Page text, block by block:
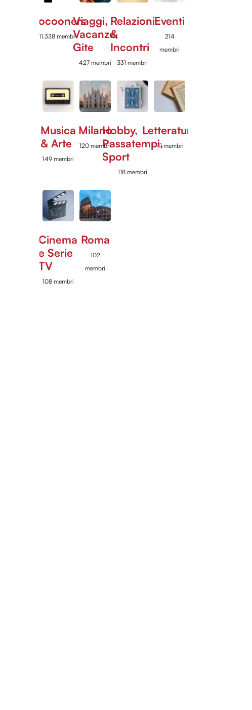
Cocooners
11.338 membri
Viaggi,
Vacanze,
Gite
427 membri
Relazioni
&
Incontri
331 membri
Eventi
214
membri
Musica
& Arte
149 membri
Milano
120 membri
Hobby,
Passatempi,
Sport
118 membri
Letteratura
111 membri
Cinema
e Serie
TV
108 membri
Roma
102
membri